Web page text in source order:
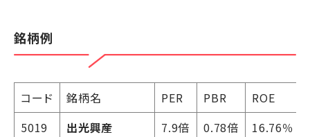
銘柄例
コード 銘柄名 PER PBR ROE
5019
出光興産 7.9倍 0.78倍 16.76％